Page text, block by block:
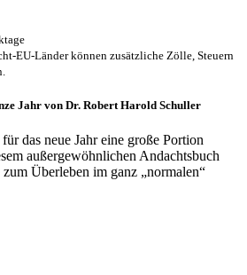
EU-Länder können zusätzliche Zölle, Steuern
Jahr von Dr. Robert Harold Schuller
das neue Jahr eine große Portion
außergewöhnlichen Andachtsbuch
Überleben im ganz „normalen“